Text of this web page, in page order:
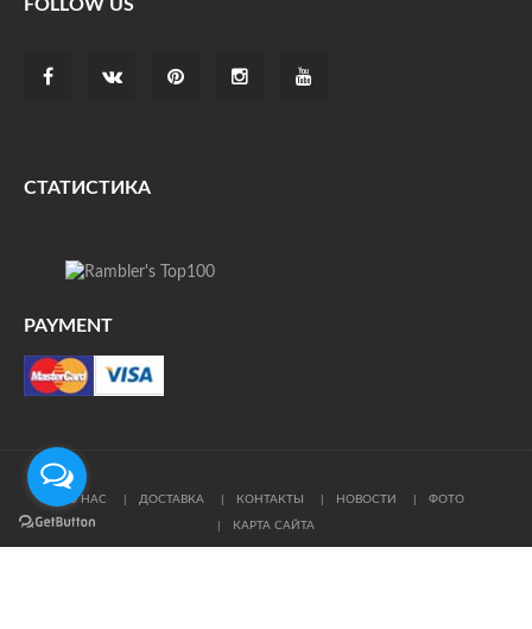
FOLLOW US
СТАТИСТИКА
PAYMENT
О НАС ДОСТАВКА КОНТАКТЫ НОВОСТИ ФОТО
КАРТА САЙТА